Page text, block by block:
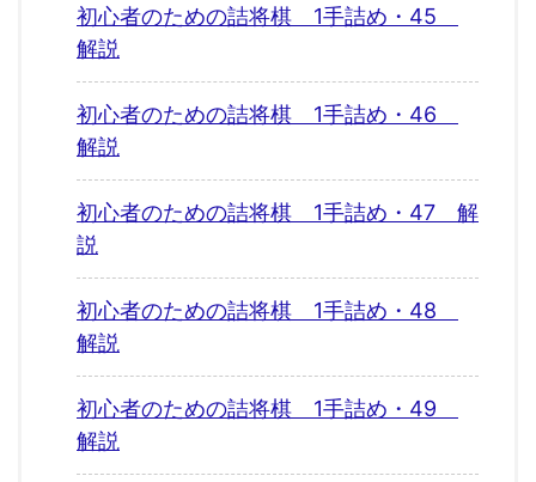
初心者のための詰将棋 1手詰め・45
解説
初心者のための詰将棋 1手詰め・46
解説
初心者のための詰将棋 1手詰め・47 解
説
初心者のための詰将棋 1手詰め・48
解説
初心者のための詰将棋 1手詰め・49
解説